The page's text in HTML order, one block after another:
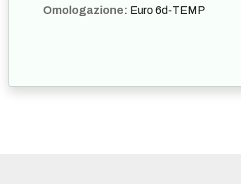
Omologazione: Euro 6d-TEMP